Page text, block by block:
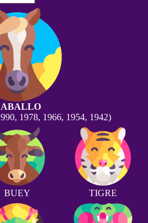
1978, 1966, 1954, 1942)
BUEY TIGRE